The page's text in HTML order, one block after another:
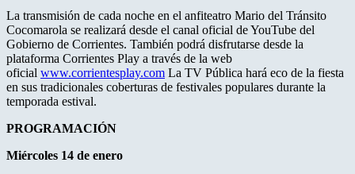
La transmisión de cada noche en el anfiteatro Mario del Tránsito
Cocomarola se realizará desde el canal oficial de YouTube del
Gobierno de Corrientes. También podrá disfrutarse desde la
plataforma Corrientes Play a través de la web
oficial www.corrientesplay.com La TV Pública hará eco de la fiesta
en sus tradicionales coberturas de festivales populares durante la
temporada estival.
PROGRAMACIÓN
Miércoles 14 de enero